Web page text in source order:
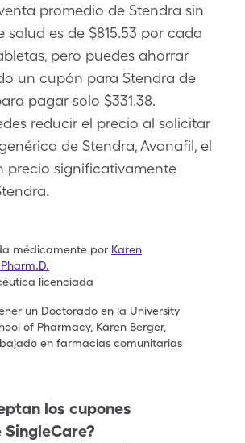
promedio de Stendra sin
salud es de $815.53 por cada
pero puedes ahorrar
un cupón para Stendra de
pagar solo $331.38.
reducir el precio al solicitar
de Stendra, Avanafil, el
precio significativamente
médicamente por Karen
Pharm.D.
licenciada
un Doctorado en la University
of Pharmacy, Karen Berger,
en farmacias comunitarias
los cupones
SingleCare?